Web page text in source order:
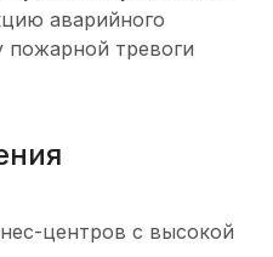
аварийного
пожарной тревоги
центров с высокой